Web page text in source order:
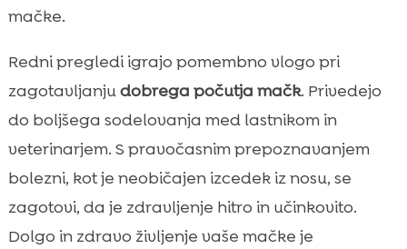
mačke.
Redni pregledi igrajo pomembno vlogo pri
zagotavljanjudobrega počutja mačk. Privedejo
do boljšega sodelovanja med lastnikom in
veterinarjem. S pravočasnim prepoznavanjem
bolezni, kot je neobičajen izcedek iz nosu, se
zagotovi, da je zdravljenje hitro in učinkovito.
Dolgo in zdravo življenje vaše mačke je